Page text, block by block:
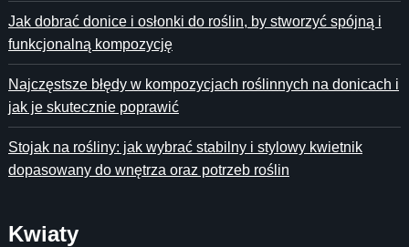
Jak dobrać donice i osłonki do roślin, by stworzyć spójną i
funkcjonalną kompozycję
Najczęstsze błędy w kompozycjach roślinnych na donicach i
jak je skutecznie poprawić
Stojak na rośliny: jak wybrać stabilny i stylowy kwietnik
dopasowany do wnętrza oraz potrzeb roślin
Kwiaty